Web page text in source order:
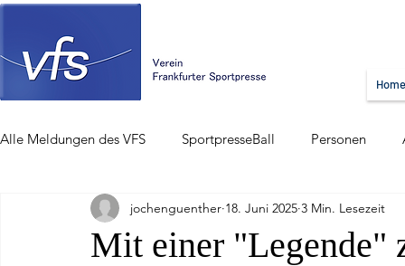
Home
Alle Meldungen des VFS SportpresseBall Personen
Mit einer "Legende"
jochenguenther 18. Juni 2025 3 Min. Lesezeit